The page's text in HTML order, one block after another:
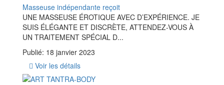
Masseuse indépendante reçoit
UNE MASSEUSE ÉROTIQUE AVEC D’EXPÉRIENCE. JE
SUIS ÉLÉGANTE ET DISCRÈTE, ATTENDEZ-VOUS À
UN TRAITEMENT SPÉCIAL D...
Publié: 18 janvier 2023
Voir les détails